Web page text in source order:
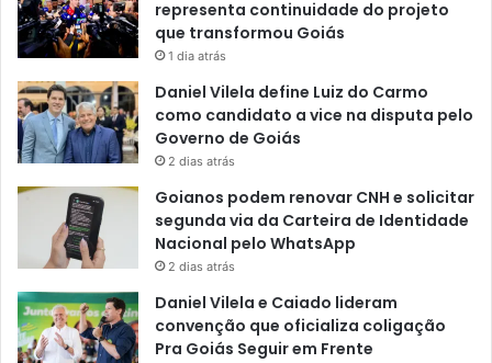
representa continuidade do projeto
que transformou Goiás
1 dia atrás
Daniel Vilela define Luiz do Carmo
como candidato a vice na disputa pelo
Governo de Goiás
2 dias atrás
Goianos podem renovar CNH e solicitar
segunda via da Carteira de Identidade
Nacional pelo WhatsApp
2 dias atrás
Daniel Vilela e Caiado lideram
convenção que oficializa coligação
Pra Goiás Seguir em Frente